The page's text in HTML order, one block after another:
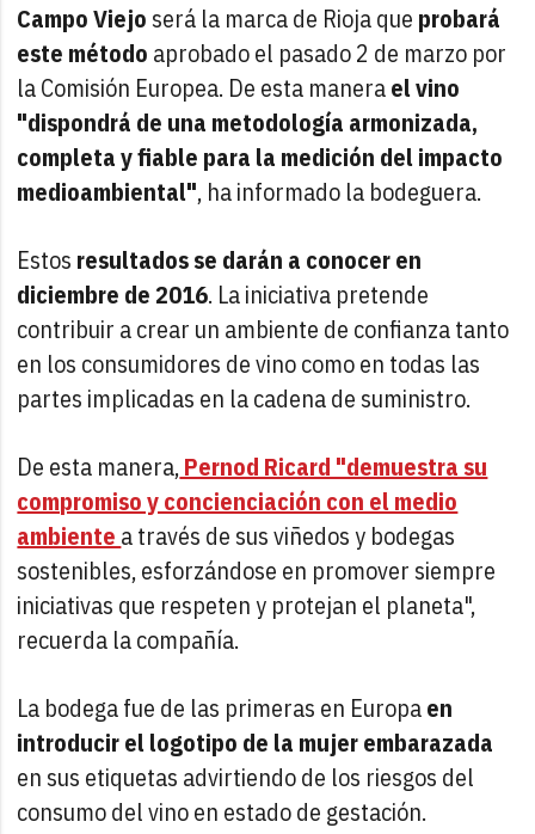
Campo Viejo será la marca de Rioja que probará
este método aprobado el pasado 2 de marzo por
la Comisión Europea. De esta manerael vino
"dispondrá de una metodología armonizada,
completa y fiable para la medición del impacto
medioambiental", ha informado la bodeguera.
Estos resultados se darán a conocer en
diciembre de 2016. La iniciativa pretende
contribuir a crear un ambiente de confianza tanto
en los consumidores de vino como en todas las
partes implicadas en la cadena de suministro.
De esta manera,Pernod Ricard "demuestra su
compromiso y concienciación con el medio
ambiente a través de sus viñedos y bodegas
sostenibles, esforzándose en promover siempre
iniciativas que respeten y protejan el planeta",
recuerda la compañía.
La bodega fue de las primeras en Europaen
introducir el logotipo de la mujer embarazada
en sus etiquetas advirtiendo de los riesgos del
consumo del vino en estado de gestación.